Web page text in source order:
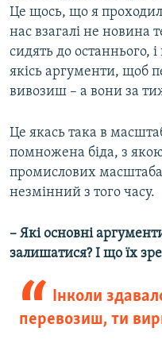
Це щось, що я
нас взагалі не новина
сидять до останнього,
якісь аргументи, щоб
вивозиш – а вони за
Це якась така в
помножена біда, з
промислових
незмінний з того часу.
– Які основні
залишатися? І що їх
Інколи
перевозиш, ти